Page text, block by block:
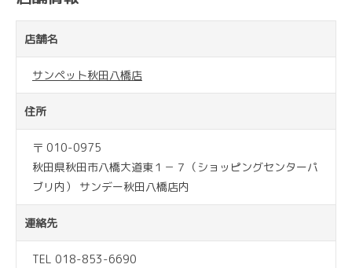
店舗名
サンペット秋田八橋店
住所
〒 010-0975
秋田県秋田市八橋大道東１－７（ショッピングセンターパ
ブリ内） サンデー秋田八橋店内
連絡先
TEL 018-853-6690